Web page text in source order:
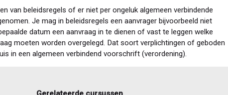
van beleidsregels of er niet per ongeluk algemeen verbindende
Je mag in beleidsregels een aanvrager bijvoorbeeld niet
datum een aanvraag in te dienen of vast te leggen welke
moeten worden overgelegd. Dat soort verplichtingen of geboden
in een algemeen verbindend voorschrift (verordening).